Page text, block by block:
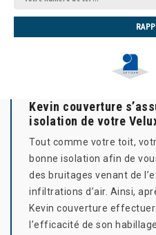
Kevin couverture
isolation de votre
Tout comme votre toit,
bonne isolation afin de
des bruitages venant de
infiltrations d’air. Ainsi,
Kevin couverture
l’efficacité de son